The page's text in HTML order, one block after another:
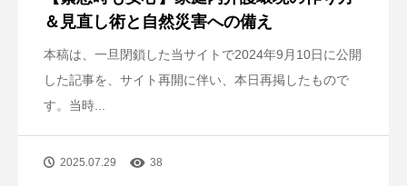
＆見直し術と自然災害への備え
本稿は、一旦閉鎖した当サイトで2024年9月10日に公開
した記事を、サイト再開に伴い、本日再掲したもので
す。当時...
2025.07.29 38